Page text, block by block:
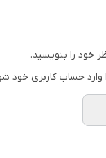
خود را بنویسید.
وارد حساب کاربری خود